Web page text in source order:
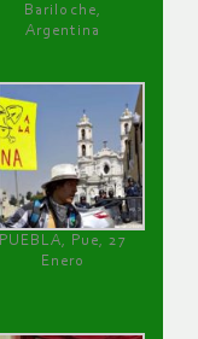
Bariloche,
Argentina
PUEBLA, Pue, 27
Enero